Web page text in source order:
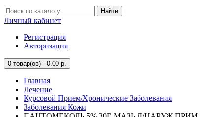
Найти
Личный кабинет
Регистрация
Авторизация
0 товар(ов) - 0.00 р.
Главная
Лечение
Курсовой Прием/Хронические Заболевания
Заболевания Кожи